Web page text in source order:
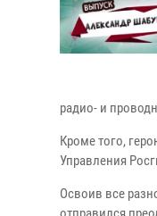
радио- и
Кроме того,
Управления
Освоив все